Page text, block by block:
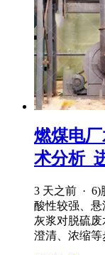
燃煤电
术分析_
3 天之前 · 6)
酸性较强、
灰浆对脱硫废
澄清、浓缩等